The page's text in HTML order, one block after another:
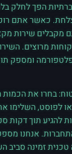
הפך לחלק
כאשר אתם
מקבלים שירות
מרוצים.
ומספק
בחרו את הכמות
או לפוסט, השלימו
להגיע תוך דקות
אנחנו
זמינה סביב